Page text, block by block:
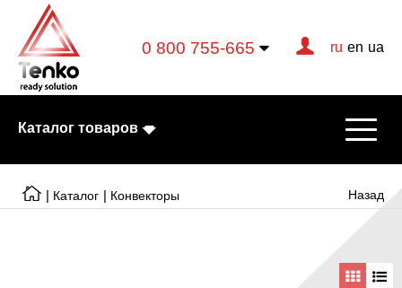
0 800 755-665 ru en ua
Каталог товаров
Назад
| Каталог | Конвекторы